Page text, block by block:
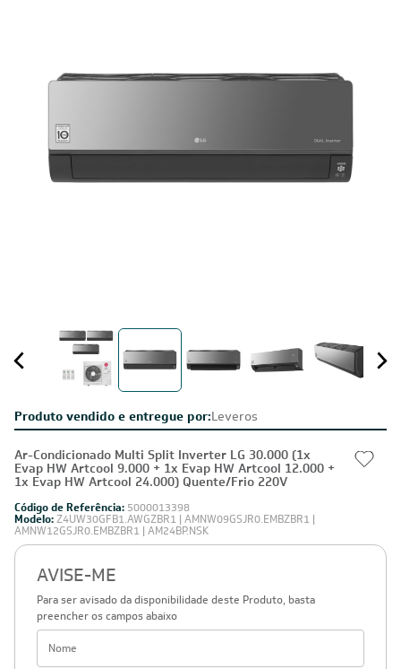
Produto vendido e entregue por:Leveros
Ar-Condicionado Multi Split Inverter LG 30.000 (1x
Evap HW Artcool 9.000 + 1x Evap HW Artcool 12.000 +
1x Evap HW Artcool 24.000) Quente/Frio 220V
Código de Referência: 5000013398
Modelo:Z4UW30GFB1.AWGZBR1 | AMNW09GSJR0.EMBZBR1 |
AMNW12GSJR0.EMBZBR1 | AM24BP.NSK
AVISE-ME
Para ser avisado da disponibilidade deste Produto, basta
preencher os campos abaixo